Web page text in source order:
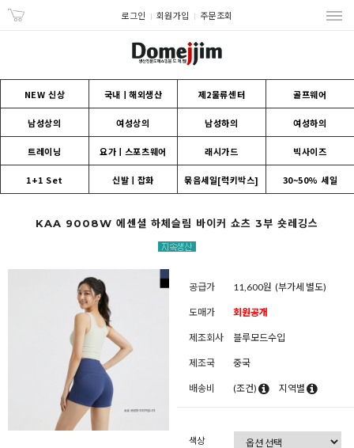
로그인 회원가입 주문조회
NEW 신상 국내ㅣ해외생산 제2물류센터 골프웨어
남성상의 여성상의 남성하의 여성하의
트레이닝 요가ㅣ스포츠웨어 래시가드 빅사이즈
1+1 Set 신발ㅣ잡화 묶음세일[럭키박스] 30~50% 세일
KAA 9008W 에센셜 하체슬림 바이커 쇼츠 3부 숏레깅스
공급가 11,600원 (부가세 별도)
도매가 회원공개
제조회사 블루모드수입
제조국 중국
배송비 (조건) 지역별
색상